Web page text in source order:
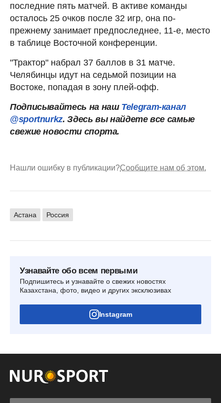
последние пять матчей. В активе команды
осталось 25 очков после 32 игр, она по-
прежнему занимает предпоследнее, 11-е, место
в таблице Восточной конференции.
"Трактор" набрал 37 баллов в 31 матче.
Челябинцы идут на седьмой позиции на
Востоке, попадая в зону плей-офф.
Подписывайтесь на наш Telegram-канал
@sportnurkz. Здесь вы найдете все самые
свежие новости спорта.
Нашли ошибку в публикации?Сообщите нам об этом.
Астана Россия
Узнавайте обо всем первыми
Подпишитесь и узнавайте о свежих новостях
Казахстана, фото, видео и других эксклюзивах
Instagram